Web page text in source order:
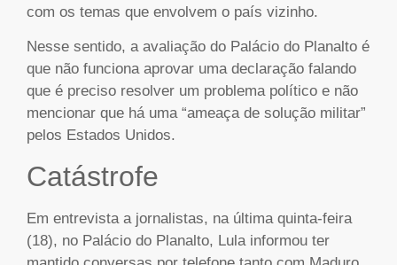
com os temas que envolvem o país vizinho.
Nesse sentido, a avaliação do Palácio do Planalto é
que não funciona aprovar uma declaração falando
que é preciso resolver um problema político e não
mencionar que há uma “ameaça de solução militar”
pelos Estados Unidos.
Catástrofe
Em entrevista a jornalistas, na última quinta-feira
(18), no Palácio do Planalto, Lula informou ter